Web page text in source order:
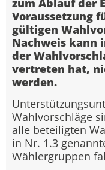
zum Ablauf der
Voraussetzung
gültigen
Nachweis kann
der
vertreten hat,
werden.
Wahlvorschläge
alle beteiligten
in Nr. 1.3
Wählergruppen